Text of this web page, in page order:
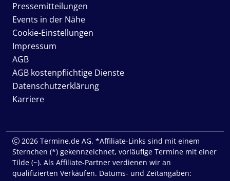
Pressemitteilungen
Events in der Nähe
Cookie-Einstellungen
Impressum
AGB
AGB kostenpflichtige Dienste
Datenschutzerklärung
Karriere
2026 Termine.de AG. *Affiliate-Links sind mit einem
Sternchen (*) gekennzeichnet, vorläufige Termine mit einer
Tilde (~). Als Affiliate-Partner verdienen wir an
qualifizierten Verkäufen. Datums- und Zeitangaben: